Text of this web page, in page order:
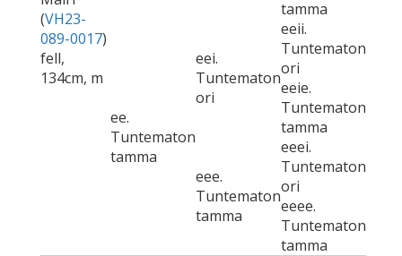
(VH23-
089-0017)
fell,
134cm, m
tamma
ee.
Tuntematon
tamma
eei.
Tuntematon
ori
eeii.
Tuntematon
ori
eeie.
Tuntematon
tamma
eee.
Tuntematon
tamma
eeei.
Tuntematon
ori
eeee.
Tuntematon
tamma